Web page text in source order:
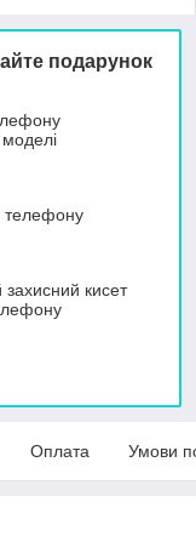
подарунок
телефону
кисет
Оплата Умови